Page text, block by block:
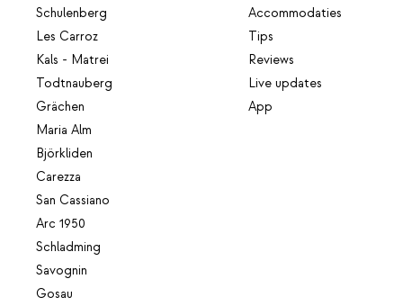
Schulenberg
Les Carroz
Kals - Matrei
Todtnauberg
Grächen
Maria Alm
Björkliden
Carezza
San Cassiano
Arc 1950
Schladming
Savognin
Gosau
Accommodaties
Tips
Reviews
Live updates
App